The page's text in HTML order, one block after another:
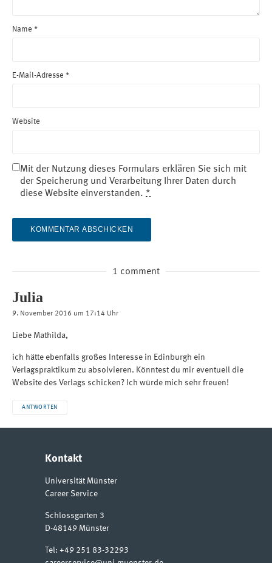
Name *
E-Mail-Adresse *
Website
Mit der Nutzung dieses Formulars erklären Sie sich mit
der Speicherung und Verarbeitung Ihrer Daten durch
diese Website einverstanden. *
1 comment
Julia
9. November 2016 um 17:14 Uhr
Liebe Mathilda,
ich hätte ebenfalls großes Interesse in Edinburgh ein
Verlagspraktikum zu absolvieren. Könntest du mir eventuell die
Website des Verlags schicken? Ich würde mich sehr freuen!
ANTWORTEN
Kontakt
Universität Münster
Career Service
Schlossgarten 3
D-48149 Münster
Tel: +49 251 83-32293